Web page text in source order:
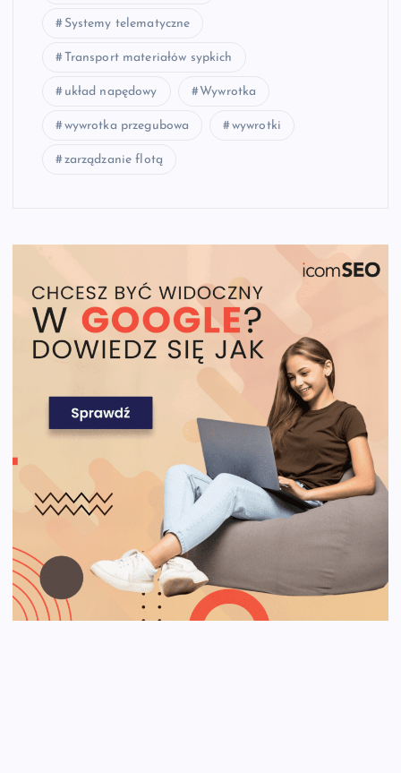
Systemy telematyczne
Transport materiałów sypkich
układ napędowy Wywrotka
wywrotka przegubowa wywrotki
zarządzanie flotą